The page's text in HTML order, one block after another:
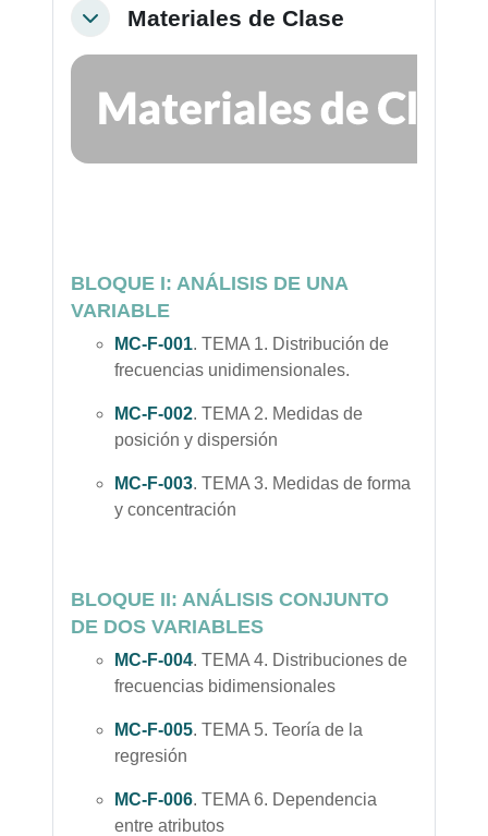
ColapsarMateriales de Clase
BLOQUE I: ANÁLISIS DE UNA
VARIABLE
MC-F-001. TEMA 1. Distribución de
frecuencias unidimensionales.
MC-F-002. TEMA 2. Medidas de
posición y dispersión
MC-F-003. TEMA 3. Medidas de forma
y concentración
BLOQUE II: ANÁLISIS CONJUNTO
DE DOS VARIABLES
MC-F-004. TEMA 4. Distribuciones de
frecuencias bidimensionales
MC-F-005. TEMA 5. Teoría de la
regresión
MC-F-006. TEMA 6. Dependencia
entre atributos